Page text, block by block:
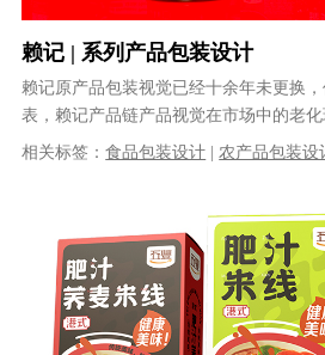
赖记 | 系列产品包装设计
赖记原产品包装视觉已经十余年未更换
表，赖记产品链产品视觉在市场中的老
部分产品核心优点及购买理由没有在产
相关标签：食品包装设计 |农产品包装设